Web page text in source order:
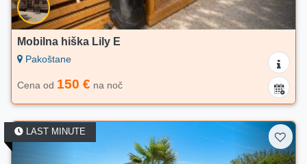
Mobilna hiška Lily E
Pakoštane
Cena od 150 € na noč
LAST MINUTE